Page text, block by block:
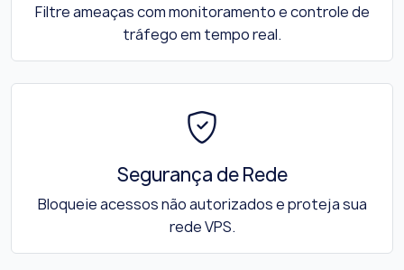
Filtre ameaças com monitoramento e controle de
tráfego em tempo real.
Segurança de Rede
Bloqueie acessos não autorizados e proteja sua
rede VPS.